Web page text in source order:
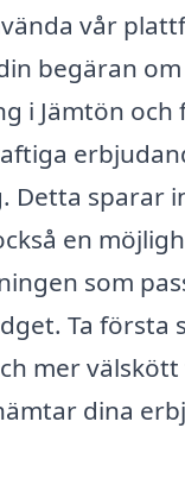
vår
begäran om
i Jämtön och
Detta sparar
en
som
Ta första
mer
dina